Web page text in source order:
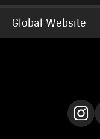
Global Website